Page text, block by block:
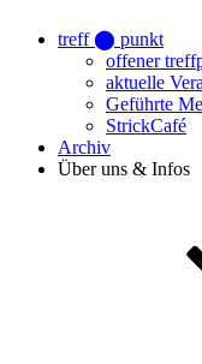
treff ⬤ punkt
offener
aktuelle
Geführte
StrickCafé
Archiv
Über uns & Infos